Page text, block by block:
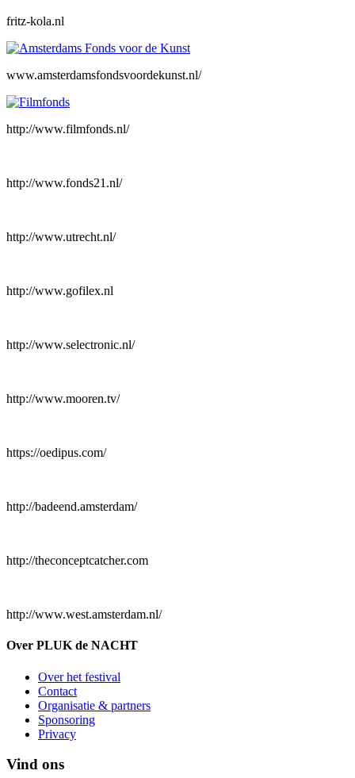
fritz-kola.nl
www.amsterdamsfondsvoordekunst.nl/
http://www.filmfonds.nl/
http://www.fonds21.nl/
http://www.utrecht.nl/
http://www.gofilex.nl
http://www.selectronic.nl/
http://www.mooren.tv/
https://oedipus.com/
http://badeend.amsterdam/
http://theconceptcatcher.com
http://www.west.amsterdam.nl/
Over PLUK de NACHT
Over het festival
Contact
Organisatie & partners
Sponsoring
Privacy
Vind ons